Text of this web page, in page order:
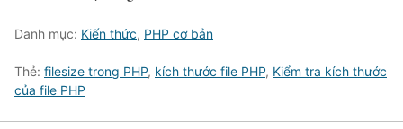
Danh mục: Kiến thức, PHP cơ bản
Thẻ: filesize trong PHP, kích thước file PHP, Kiểm tra kích thước
của file PHP